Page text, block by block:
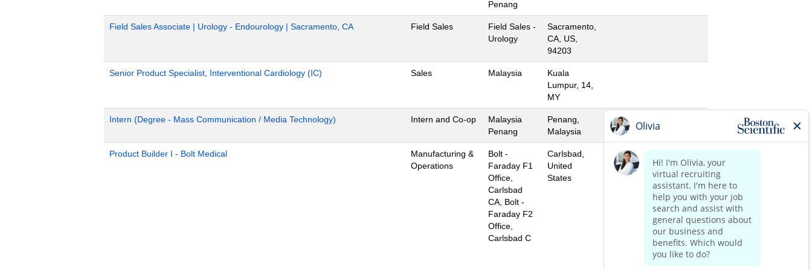
Penang
Field Sales Associate | Urology - Endourology | Sacramento, CA Field Sales
Field Sales -
Urology
Sacramento,
CA, US,
94203
Senior Product Specialist, Interventional Cardiology (IC) Sales Malaysia
Kuala
Lumpur, 14,
MY
Intern (Degree - Mass Communication / Media Technology) Intern and Co-op
Malaysia
Penang
Penang,
Malaysia
Product Builder I - Bolt Medical
Manufacturing &
Operations
Bolt -
Faraday F1
Office,
Carlsbad
CA, Bolt -
Faraday F2
Office,
Carlsbad C
Carlsbad,
United
States